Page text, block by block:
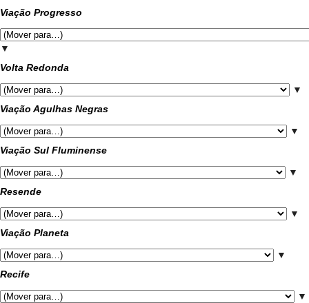
Viação Progresso
▼
Volta Redonda
▼
Viação Agulhas Negras
▼
Viação Sul Fluminense
▼
Resende
▼
Viação Planeta
▼
Recife
▼